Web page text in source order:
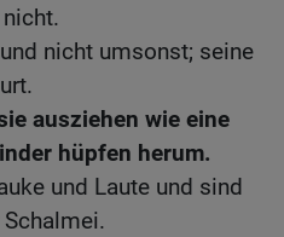
nicht umsonst; seine
ausziehen wie eine
hüpfen herum.
und Laute und sind